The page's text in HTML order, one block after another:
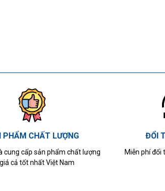
PHẨM CHẤT LƯỢNG
cung cấp sản phẩm chất lượng
cả tốt nhất Việt Nam
ĐỔI
Miễn phí đổi